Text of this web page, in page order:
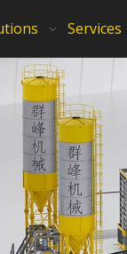
Services